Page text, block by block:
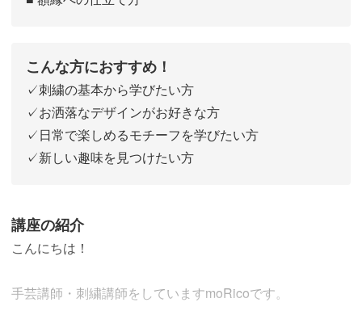
こんな方におすすめ！
✓刺繍の基本から学びたい方
✓お洒落なデザインがお好きな方
✓日常で楽しめるモチーフを学びたい方
✓新しい趣味を見つけたい方
講座の紹介
こんにちは！
手芸講師・刺繍講師をしていますmoRicoです。